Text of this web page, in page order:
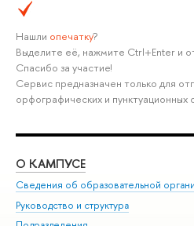
Нашли опечатку?
Выделите её, нажмите Ctrl+Enter и
Спасибо за участие!
Сервис предназначен только для
орфографических и пунктуационных
О КАМПУСЕ
Сведения об образовательной
Руководство и структура